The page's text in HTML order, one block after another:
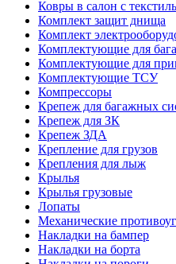
Ковры в салон с
Комплект защит днища
Комплект
Комплектующие для
Комплектующие для
Комплектующие ТСУ
Компрессоры
Крепеж для багажных
Крепеж для ЗК
Крепеж ЗДА
Крепление для грузов
Крепления для лыж
Крылья
Крылья грузовые
Лопаты
Механические
Накладки на бампер
Накладки на борта